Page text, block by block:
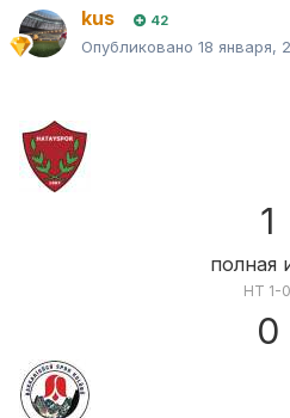
kus 42
Опубликовано 18 января,
1
полная
HT 1-0
0